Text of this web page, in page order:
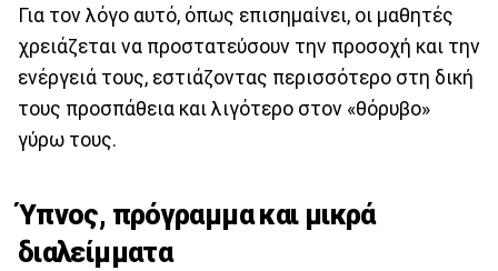
Για τον λόγο αυτό, όπως επισημαίνει, οι μαθητές
χρειάζεται να προστατεύσουν την προσοχή και την
ενέργειά τους, εστιάζοντας περισσότερο στη δική
τους προσπάθεια και λιγότερο στον «θόρυβο»
γύρω τους.
Ύπνος, πρόγραμμα και μικρά
διαλείμματα